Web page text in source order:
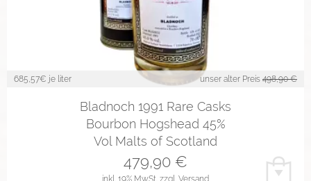
685,57€ je liter unser alter Preis 498,90 €
Bladnoch 1991 Rare Casks
Bourbon Hogshead 45%
Vol Malts of Scotland
inkl. 19% MwSt. zzgl. Versand
479,90 €